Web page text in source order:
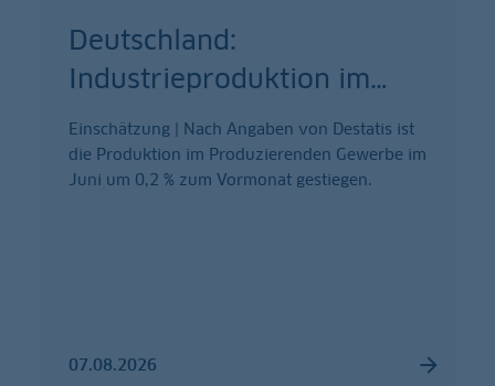
Deutschland:
Industrieproduktion im…
Einschätzung | Nach Angaben von Destatis ist
die Produktion im Produzierenden Gewerbe im
Juni um 0,2 % zum Vormonat gestiegen.
07.08.2026